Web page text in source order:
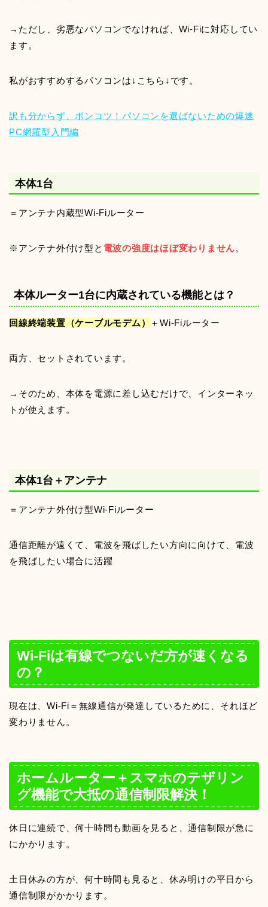
→ただし、劣悪なパソコンでなければ、Wi-Fiに対応してい
ます。
私がおすすめするパソコンは↓こちら↓です。
訳も分からず、ポンコツ！パソコンを選ばないための爆速
PC網羅型入門編
本体1台
＝アンテナ内蔵型Wi-Fiルーター
※アンテナ外付け型と 電波の強度はほぼ変わりません。
本体ルーター1台に内蔵されている機能とは？
回線終端装置（ケーブルモデム） ＋Wi-Fiルーター
両方、セットされています。
→そのため、本体を電源に差し込むだけで、インターネッ
トが使えます。
本体1台＋アンテナ
＝アンテナ外付け型Wi-Fiルーター
通信距離が遠くて、電波を飛ばしたい方向に向けて、電波
を飛ばしたい場合に活躍
Wi-Fiは有線でつないだ方が速くなる
の？
現在は、Wi-Fi＝無線通信が発達しているために、それほど
変わりません。
ホームルーター＋スマホのテザリン
グ機能で大抵の通信制限解決！
休日に連続で、何十時間も動画を見ると、通信制限が急に
にかかります。
土日休みの方が、何十時間も見ると、休み明けの平日から
通信制限がかかります。